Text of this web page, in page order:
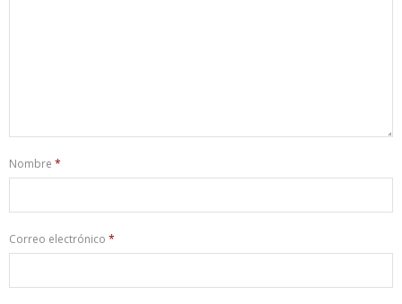
Nombre *
Correo electrónico *